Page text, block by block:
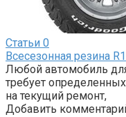
Статьи 0
Всесезонная резина
Любой автомобиль
требует
на текущий ремонт,
Добавить